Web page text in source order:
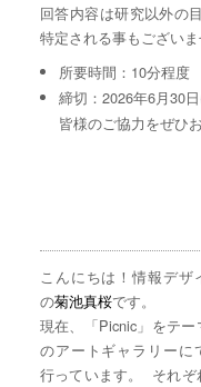
回答内容は研究以外の
特定される事もございま
所要時間：10分程度
締切：2026年6月30
皆様のご協力をぜひ
こんにちは！情報デザ
の菊池真桜です。
現在、「Picnic」をテー
のアートギャラリーに
行っています。 それぞ